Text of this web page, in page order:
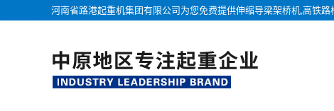
河南省路港起重机集团有限公司为您免费提供伸缩导梁架桥机,高铁路